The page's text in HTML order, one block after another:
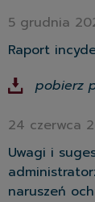
5 grudnia
Raport
pobierz
24 czerwca
Uwagi i
naruszeń